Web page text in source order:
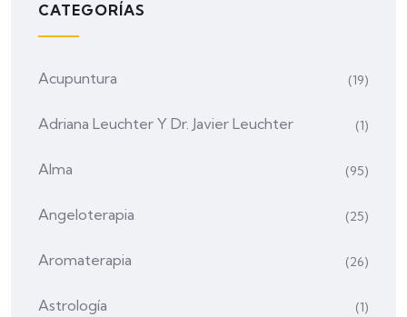
CATEGORÍAS
Acupuntura (19)
Adriana Leuchter Y Dr. Javier Leuchter (1)
Alma (95)
Angeloterapia (25)
Aromaterapia (26)
Astrología (1)